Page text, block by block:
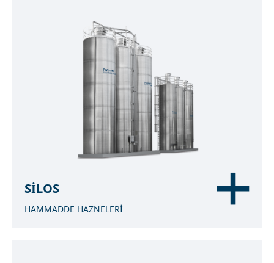
SILOS
HAMMADDE HAZNELERİ